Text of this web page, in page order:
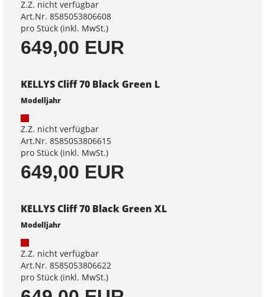
Z.Z. nicht verfügbar
Art.Nr. 8585053806608
pro Stück (inkl. MwSt.)
649,00 EUR
KELLYS Cliff 70 Black Green L
Modelljahr
Z.Z. nicht verfügbar
Art.Nr. 8585053806615
pro Stück (inkl. MwSt.)
649,00 EUR
KELLYS Cliff 70 Black Green XL
Modelljahr
Z.Z. nicht verfügbar
Art.Nr. 8585053806622
pro Stück (inkl. MwSt.)